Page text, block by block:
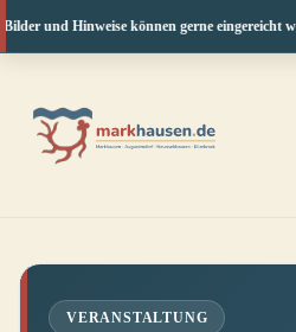
und Hinweise können gerne eingereicht
springen
VERANSTALTUNG